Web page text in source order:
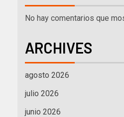
No hay comentarios que
ARCHIVES
agosto 2026
julio 2026
junio 2026